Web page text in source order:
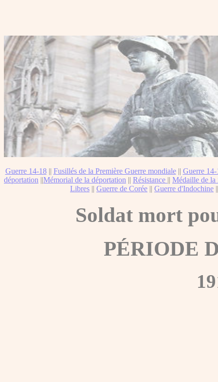
Guerre 14-18|| Fusillés de la Première Guerre mondiale|| Guerre
déportation ||Mémorial de la déportation || Résistance || Médaille de la
Libres || Guerre de Corée || Guerre d'Indochine
Soldat mort
PÉRIODE